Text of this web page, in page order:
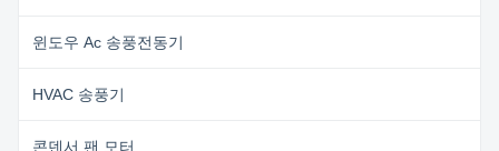
윈도우 Ac 송풍전동기
HVAC 송풍기
콘덴서 팬 모터